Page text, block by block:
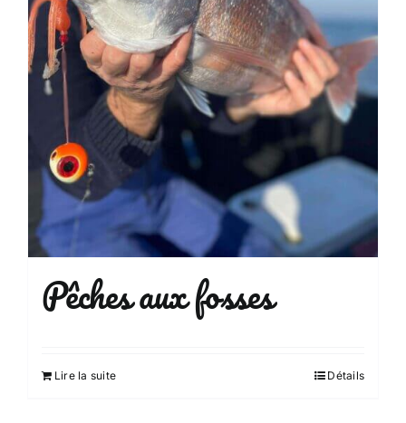
Pêches aux fosses
Lire la suite Détails